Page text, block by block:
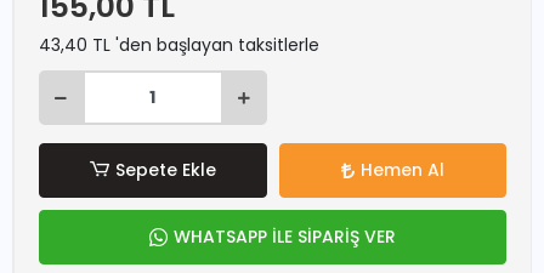
43,40 TL 'den başlayan taksitlerle
Sepete Ekle Hemen Al
WHATSAPP İLE SİPARİŞ VER